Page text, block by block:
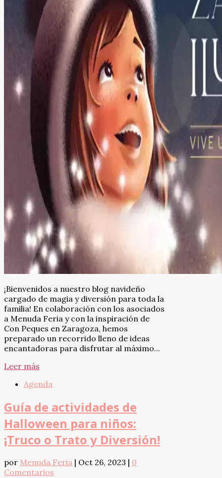
¡Bienvenidos a nuestro blog navideño
cargado de magia y diversión para toda la
familia! En colaboración con los asociados
a Menuda Feria y con la inspiración de
Con Peques en Zaragoza, hemos
preparado un recorrido lleno de ideas
encantadoras para disfrutar al máximo...
Leer más
Agenda
Guía de actividades de
Halloween para niños:
¡Truco o Trato y Diversión!
por Menuda Feria | Oct 26, 2023 | 0
Comentarios